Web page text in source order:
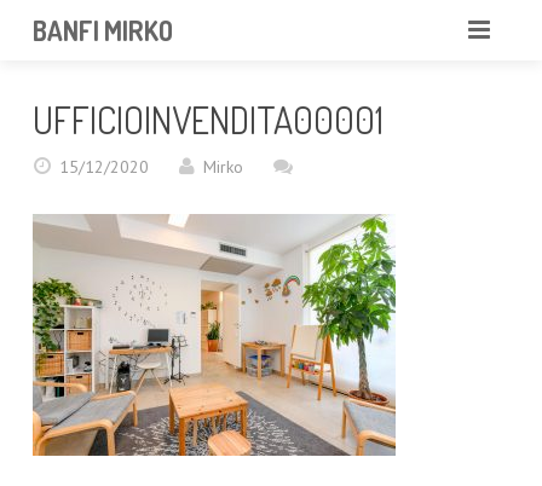
BANFI MIRKO
PORTFOLIO
SERVIZI
NEWS
CONTATTAMI
UFFICIOINVENDITA00001
15/12/2020 Mirko